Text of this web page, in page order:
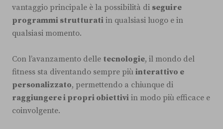
vantaggio principale è la possibilità di seguire
programmi strutturati in qualsiasi luogo e in
qualsiasi momento.
Con l’avanzamento delle tecnologie, il mondo del
fitness sta diventando sempre più interattivo e
personalizzato, permettendo a chiunque di
raggiungere i propri obiettivi in modo più efficace e
coinvolgente.